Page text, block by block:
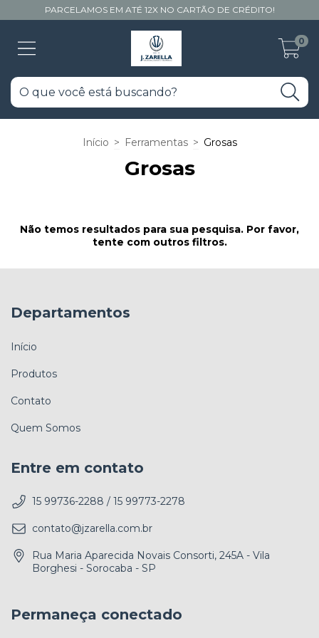
PARCELAMOS EM ATÉ 12X NO CARTÃO DE CRÉDITO!
0
Início > Ferramentas > Grosas
Grosas
Não temos resultados para sua pesquisa. Por favor,
tente com outros filtros.
Departamentos
Início
Produtos
Contato
Quem Somos
Entre em contato
15 99736-2288 / 15 99773-2278
contato@jzarella.com.br
Rua Maria Aparecida Novais Consorti, 245A - Vila
Borghesi - Sorocaba - SP
Permaneça conectado